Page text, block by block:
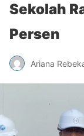
Sekolah
Persen
Ariana